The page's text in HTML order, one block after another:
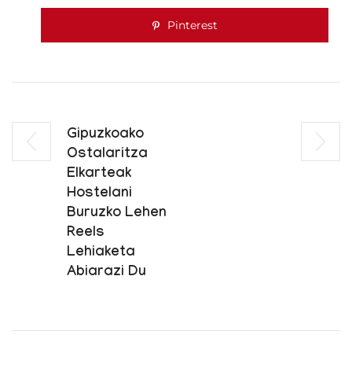
Pinterest
Gipuzkoako
Ostalaritza
Elkarteak
Hostelani
Buruzko Lehen
Reels
Lehiaketa
Abiarazi Du